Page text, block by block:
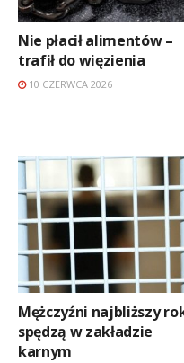
Nie płacił alimentów –
trafił do więzienia
10 CZERWCA 2026
Mężczyźni najbliższy
spędzą w zakładzie
karnym